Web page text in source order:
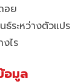
อย
ระหว่างตัวแปร
ไร
อมูล